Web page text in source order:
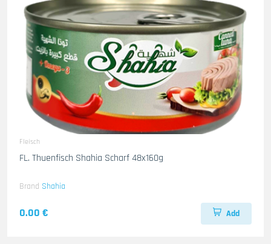
Fleisch
FL. Thuenfisch Shahia Scharf 48x160g
Brand Shahia
0.00 € Add